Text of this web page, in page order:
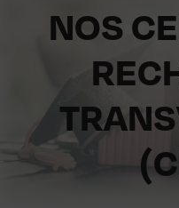
NOS